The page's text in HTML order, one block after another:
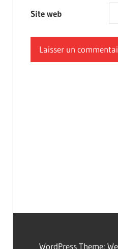
Site web
WordPress Theme: